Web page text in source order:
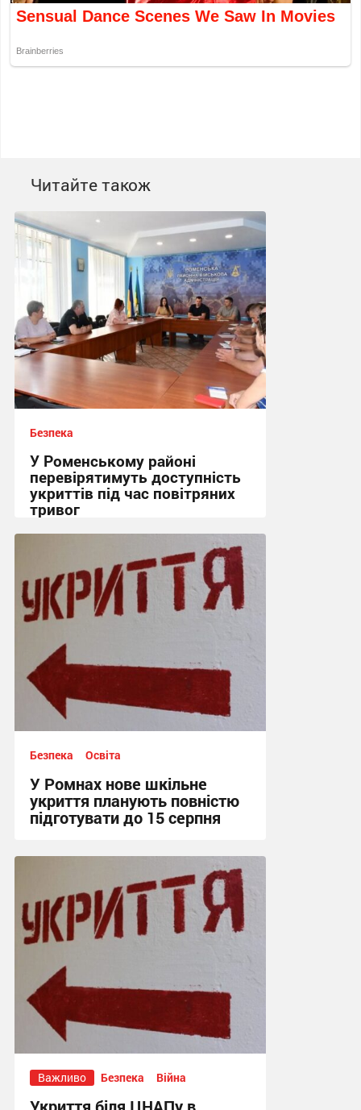
Читайте також
Безпека
У Роменському районі
перевірятимуть доступність
укриттів під час повітряних
тривог
Безпека Освіта
У Ромнах нове шкільне
укриття планують повністю
підготувати до 15 серпня
Важливо Безпека Війна